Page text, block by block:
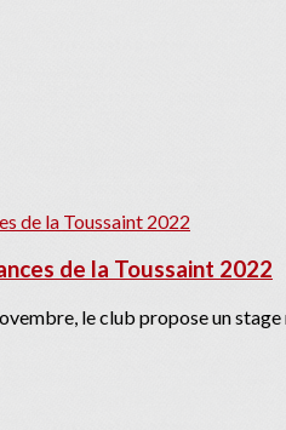
de la Toussaint 2022
le club propose un stage